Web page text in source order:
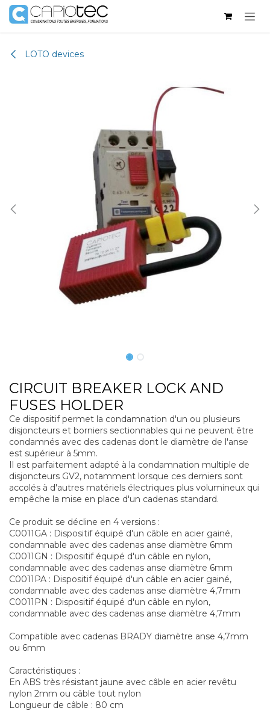
Skip to Content
LOTO devices
CIRCUIT BREAKER LOCK AND
FUSES HOLDER
Ce dispositif permet la condamnation d'un ou plusieurs
disjoncteurs et borniers sectionnables qui ne peuvent être
condamnés avec des cadenas dont le diamètre de l'anse
est supérieur à 5mm.
Il est parfaitement adapté à la condamnation multiple de
disjoncteurs GV2, notamment lorsque ces derniers sont
accolés à d'autres matériels électriques plus volumineux qui
empêche la mise en place d'un cadenas standard.
Ce produit se décline en 4 versions :
C0011GA : Dispositif équipé d'un câble en acier gainé,
condamnable avec des cadenas anse diamètre 6mm
C0011GN : Dispositif équipé d'un câble en nylon,
condamnable avec des cadenas anse diamètre 6mm
C0011PA : Dispositif équipé d'un câble en acier gainé,
condamnable avec des cadenas anse diamètre 4,7mm
C0011PN : Dispositif équipé d'un câble en nylon,
condamnable avec des cadenas anse diamètre 4,7mm
Compatible avec cadenas BRADY diamètre anse 4,7mm
ou 6mm
Caractéristiques :
En ABS très résistant jaune avec câble en acier revêtu
nylon 2mm ou câble tout nylon
Longueur de câble : 80 cm